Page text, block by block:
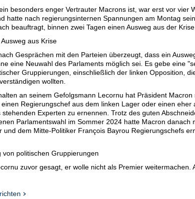
besonders enger Vertrauter Macrons ist, war erst vor vier
hatte nach regierungsinternen Spannungen am Montag
beauftragt, binnen zwei Tagen einen Ausweg aus der Krise
aus Krise
Gesprächen mit den Parteien überzeugt, dass ein
eine Neuwahl des Parlaments möglich sei. Es gebe eine
Gruppierungen, einschließlich der linken Opposition,
wollten.
an seinem Gefolgsmann Lecornu hat Präsident
Regierungschef aus dem linken Lager oder einen eher
stehenden Experten zu ernennen. Trotz des guten
Parlamentswahl im Sommer 2024 hatte Macron danach
und dem Mitte-Politiker François Bayrou Regierungschefs
von politischen Gruppierungen
zuvor gesagt, er wolle nicht als Premier weitermachen.
politischen Gruppierungen wird bauen können.